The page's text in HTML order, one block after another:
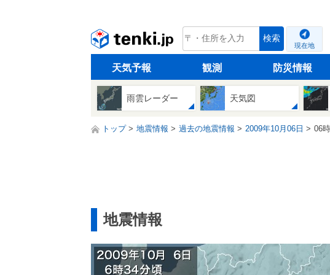
tenki.jp 検索
現在地
天気予報 観測 防災情報
雨雲レーダー 天気図
トップ 地震情報 過去の地震情報 2009年10月06日 06
地震情報